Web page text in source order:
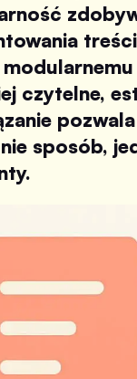
czytelne,
sposób,